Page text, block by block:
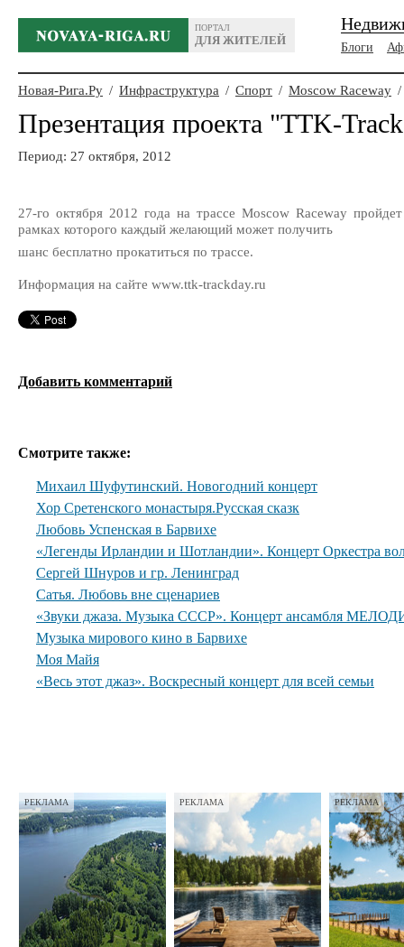
ПОРТАЛ
ДЛЯ ЖИТЕЛЕЙ
Блоги
Новая-Рига.Ру / Инфраструктура / Спорт / Moscow Raceway /
Презентация проекта "TTK-
Период: 27 октября, 2012
27-го октября 2012 года на трассе Moscow Raceway
рамках которого каждый желающий может получить
шанс бесплатно прокатиться по трассе.
Информация на сайте www.ttk-trackday.ru
Добавить комментарий
Смотрите также:
Михаил Шуфутинский. Новогодний концерт
Хор Сретенского монастыря.Русская сказк
Любовь Успенская в Барвихе
«Легенды Ирландии и Шотландии». Концерт Оркестра
Сергей Шнуров и гр. Ленинград
Сатья. Любовь вне сценариев
«Звуки джаза. Музыка СССР». Концерт ансамбля
Музыка мирового кино в Барвихе
Моя Майя
«Весь этот джаз». Воскресный концерт для всей семьи
РЕКЛАМА РЕКЛАМА РЕКЛАМА